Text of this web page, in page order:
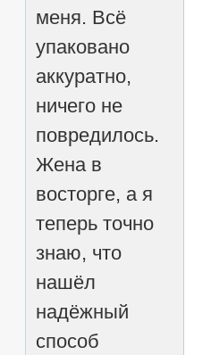
меня. Всё
упаковано
аккуратно,
ничего не
повредилось.
Жена в
восторге, а я
теперь точно
знаю, что
нашёл
надёжный
способ